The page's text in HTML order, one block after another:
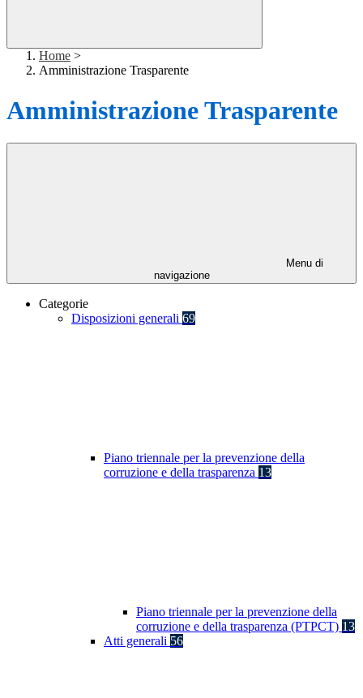
Home >
Amministrazione Trasparente
Amministrazione Trasparente
Menu di
navigazione
Categorie
Disposizioni generali 69
Piano triennale per la prevenzione della
corruzione e della trasparenza 13
Piano triennale per la prevenzione della
corruzione e della trasparenza (PTPCT) 13
Atti generali 56